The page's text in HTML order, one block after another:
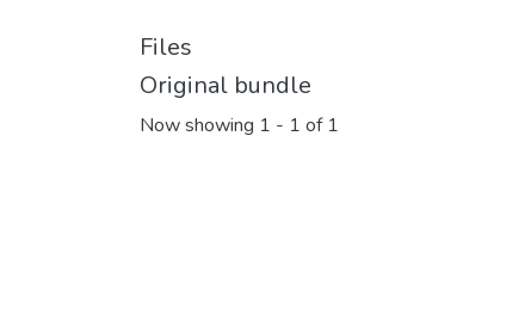
Files
Original bundle
Now showing 1 - 1 of 1